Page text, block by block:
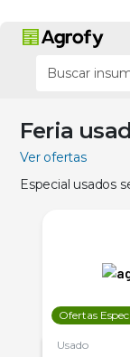
Feria
Ver ofertas
Especial usados
Ofertas
Usado